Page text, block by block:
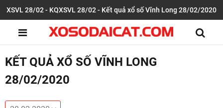
XSVL 28/02 - KQXSVL 28/02 - Kết quả xổ số Vĩnh Long 28/02/2020
KẾT QUẢ XỔ SỐ VĨNH LONG
28/02/2020